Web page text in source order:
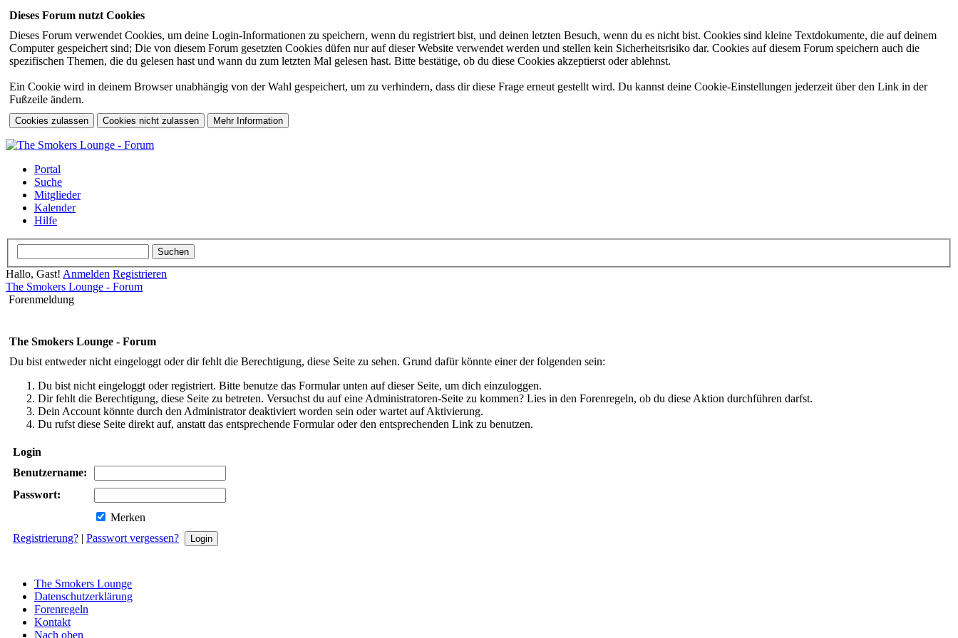
Dieses Forum nutzt Cookies
Dieses Forum verwendet Cookies, um deine Login-Informationen zu speichern, wenn du registriert bist, und deinen letzten Besuch, wenn du es nicht bist. Cookies sind kleine Textdokumente, die auf deinem
Computer gespeichert sind; Die von diesem Forum gesetzten Cookies düfen nur auf dieser Website verwendet werden und stellen kein Sicherheitsrisiko dar. Cookies auf diesem Forum speichern auch die
spezifischen Themen, die du gelesen hast und wann du zum letzten Mal gelesen hast. Bitte bestätige, ob du diese Cookies akzeptierst oder ablehnst.
Ein Cookie wird in deinem Browser unabhängig von der Wahl gespeichert, um zu verhindern, dass dir diese Frage erneut gestellt wird. Du kannst deine Cookie-Einstellungen jederzeit über den Link in der
Fußzeile ändern.
Portal
Suche
Mitglieder
Kalender
Hilfe
Hallo, Gast! Anmelden Registrieren
The Smokers Lounge - Forum
Forenmeldung
The Smokers Lounge - Forum
Du bist entweder nicht eingeloggt oder dir fehlt die Berechtigung, diese Seite zu sehen. Grund dafür könnte einer der folgenden sein:
Du bist nicht eingeloggt oder registriert. Bitte benutze das Formular unten auf dieser Seite, um dich einzuloggen.
Dir fehlt die Berechtigung, diese Seite zu betreten. Versuchst du auf eine Administratoren-Seite zu kommen? Lies in den Forenregeln, ob du diese Aktion durchführen darfst.
Dein Account könnte durch den Administrator deaktiviert worden sein oder wartet auf Aktivierung.
Du rufst diese Seite direkt auf, anstatt das entsprechende Formular oder den entsprechenden Link zu benutzen.
Login
Benutzername:
Passwort:
Merken
Registrierung? | Passwort vergessen?
The Smokers Lounge
Datenschutzerklärung
Forenregeln
Kontakt
Nach oben